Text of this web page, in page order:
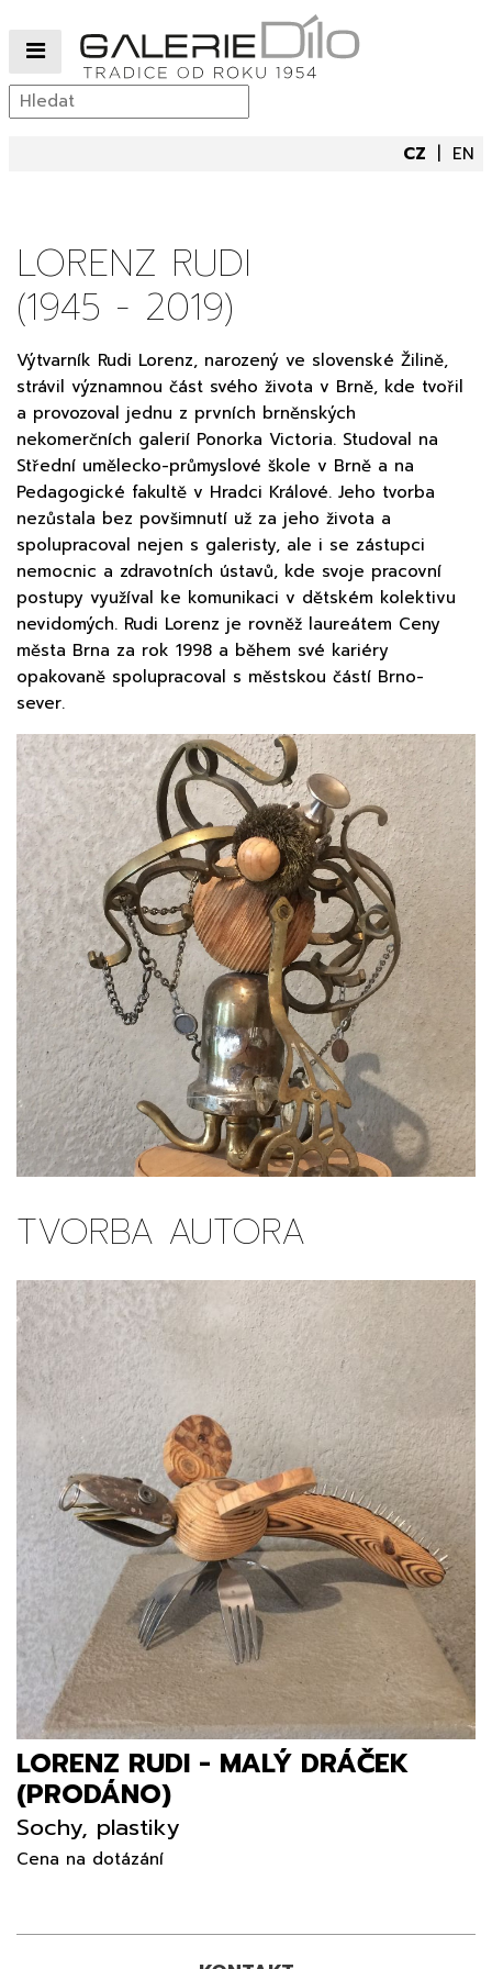
CZ EN
LORENZ RUDI
(1945 - 2019)
Výtvarník Rudi Lorenz, narozený ve slovenské Žilině,
strávil významnou část svého života v Brně, kde tvořil
a provozoval jednu z prvních brněnských
nekomerčních galerií Ponorka Victoria. Studoval na
Střední umělecko-průmyslové škole v Brně a na
Pedagogické fakultě v Hradci Králové. Jeho tvorba
nezůstala bez povšimnutí už za jeho života a
spolupracoval nejen s galeristy, ale i se zástupci
nemocnic a zdravotních ústavů, kde svoje pracovní
postupy využíval ke komunikaci v dětském kolektivu
nevidomých. Rudi Lorenz je rovněž laureátem Ceny
města Brna za rok 1998 a během své kariéry
opakovaně spolupracoval s městskou částí Brno-
sever.
TVORBA AUTORA
LORENZ RUDI - MALÝ DRÁČEK
(PRODÁNO)
Sochy, plastiky
Cena na dotázání